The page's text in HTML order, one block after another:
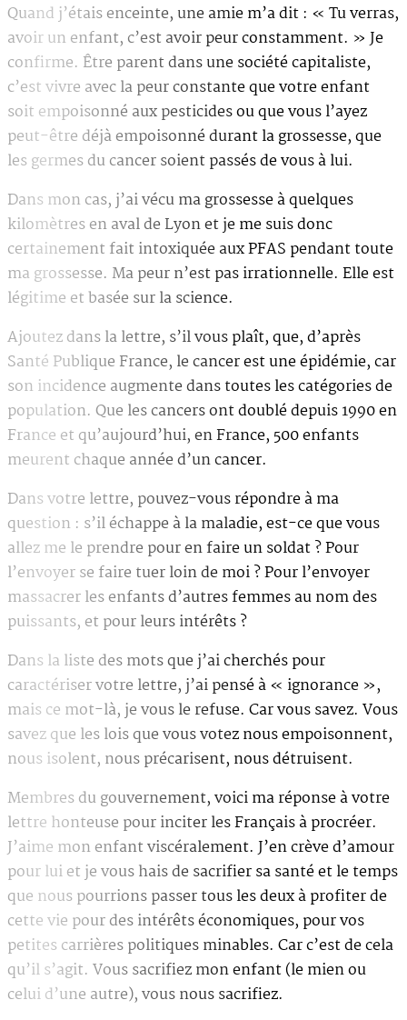
Quand j’étais enceinte, une amie m’a dit : « Tu verras,
avoir un enfant, c’est avoir peur constamment. » Je
confirme. Être parent dans une société capitaliste,
c’est vivre avec la peur constante que votre enfant
soit empoisonné aux pesticides ou que vous l’ayez
peut-être déjà empoisonné durant la grossesse, que
les germes du cancer soient passés de vous à lui.
Dans mon cas, j’ai vécu ma grossesse à quelques
kilomètres en aval de Lyon et je me suis donc
certainement fait intoxiquée aux PFAS pendant toute
ma grossesse. Ma peur n’est pas irrationnelle. Elle est
légitime et basée sur la science.
Ajoutez dans la lettre, s’il vous plaît, que, d’après
Santé Publique France, le cancer est une épidémie, car
son incidence augmente dans toutes les catégories de
population. Que les cancers ont doublé depuis 1990 en
France et qu’aujourd’hui, en France, 500 enfants
meurent chaque année d’un cancer.
Dans votre lettre, pouvez-vous répondre à ma
question : s’il échappe à la maladie, est-ce que vous
allez me le prendre pour en faire un soldat ? Pour
l’envoyer se faire tuer loin de moi ? Pour l’envoyer
massacrer les enfants d’autres femmes au nom des
puissants, et pour leurs intérêts ?
Dans la liste des mots que j’ai cherchés pour
caractériser votre lettre, j’ai pensé à « ignorance »,
mais ce mot-là, je vous le refuse. Car vous savez. Vous
savez que les lois que vous votez nous empoisonnent,
nous isolent, nous précarisent, nous détruisent.
Membres du gouvernement, voici ma réponse à votre
lettre honteuse pour inciter les Français à procréer.
J’aime mon enfant viscéralement. J’en crève d’amour
pour lui et je vous hais de sacrifier sa santé et le temps
que nous pourrions passer tous les deux à profiter de
cette vie pour des intérêts économiques, pour vos
petites carrières politiques minables. Car c’est de cela
qu’il s’agit. Vous sacrifiez mon enfant (le mien ou
celui d’une autre), vous nous sacrifiez.